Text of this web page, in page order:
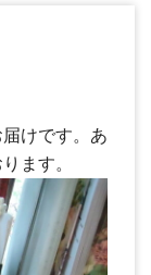
けです。あ
ます。